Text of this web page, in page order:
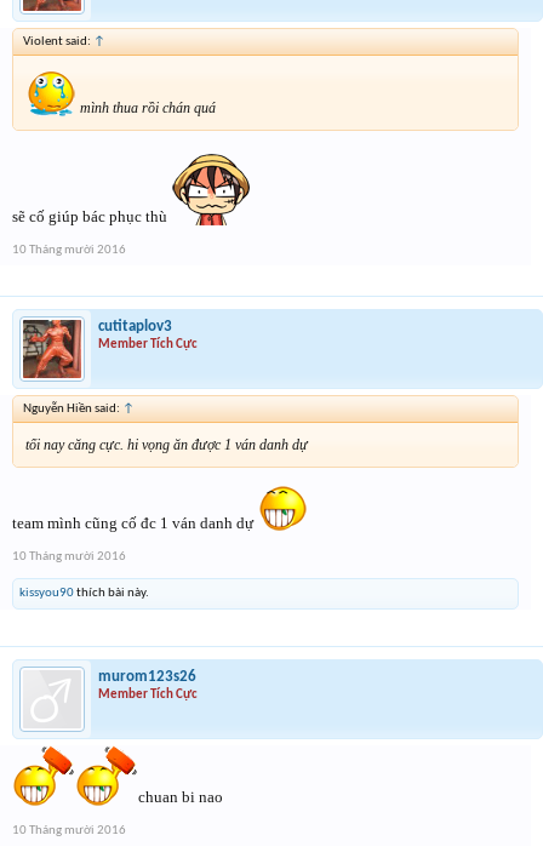
Violent said: ↑
mình thua rồi chán quá
sẽ cố giúp bác phục thù
10 Tháng mười 2016
cutitaplov3
Member Tích Cực
Nguyễn Hiền said: ↑
tối nay căng cực. hi vọng ăn được 1 ván danh dự
team mình cũng cố đc 1 ván danh dự
10 Tháng mười 2016
kissyou90thích bài này.
murom123s26
Member Tích Cực
chuan bi nao
10 Tháng mười 2016